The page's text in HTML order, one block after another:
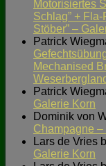
Motorisiertes
Schlag” +
Stöber” –
Patrick
Mechanised
Patrick
Galerie Korn
Dominik von
Champagne
Lars de Vries
Galerie Korn